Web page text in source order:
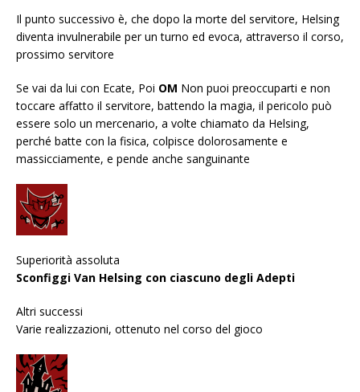
Il punto successivo è, che dopo la morte del servitore, Helsing
diventa invulnerabile per un turno ed evoca, attraverso il corso,
prossimo servitore
Se vai da lui con Ecate, Poi OM Non puoi preoccuparti e non
toccare affatto il servitore, battendo la magia, il pericolo può
essere solo un mercenario, a volte chiamato da Helsing,
perché batte con la fisica, colpisce dolorosamente e
massicciamente, e pende anche sanguinante
Superiorità assoluta
Sconfiggi Van Helsing con ciascuno degli Adepti
Altri successi
Varie realizzazioni, ottenuto nel corso del gioco